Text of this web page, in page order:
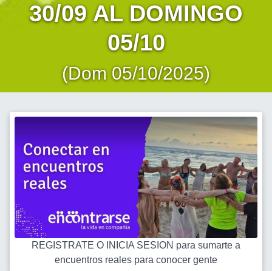
30/09 AL DOMINGO
05/10
(Dom 05/10/2025)
REGISTRATE O INICIA SESION para sumarte a
encuentros reales para conocer gente